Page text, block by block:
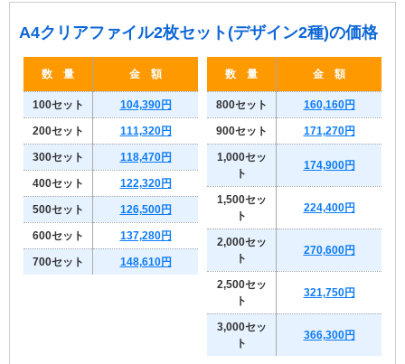
A4クリアファイル2枚セット(デザイン2種)の価格
数 量 金 額
100セット 104,390円
200セット 111,320円
300セット 118,470円
400セット 122,320円
500セット 126,500円
600セット 137,280円
700セット 148,610円
数 量 金 額
800セット 160,160円
900セット 171,270円
1,000セッ
ト
174,900円
1,500セッ
ト
224,400円
2,000セッ
ト
270,600円
2,500セッ
ト
321,750円
3,000セッ
ト
366,300円